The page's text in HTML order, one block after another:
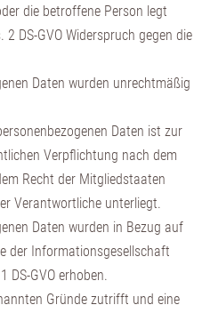
die betroffene Person legt
DS-GVO Widerspruch gegen die
Daten wurden unrechtmäßig
Daten ist zur
Verpflichtung nach dem
Recht der Mitgliedstaaten
Verantwortliche unterliegt.
Daten wurden in Bezug auf
der Informationsgesellschaft
DS-GVO erhoben.
Gründe zutrifft und eine